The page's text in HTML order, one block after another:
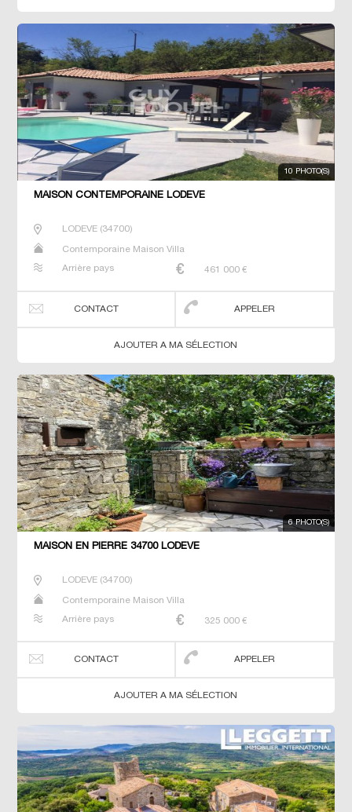
10 PHOTO(S)
MAISON CONTEMPORAINE LODEVE
LODEVE(34700)
Contemporaine Maison Villa
Arrière pays 461 000 €
CONTACT APPELER
AJOUTER A MA SÉLECTION
6 PHOTO(S)
MAISON EN PIERRE 34700 LODEVE
LODEVE(34700)
Contemporaine Maison Villa
Arrière pays 325 000 €
CONTACT APPELER
AJOUTER A MA SÉLECTION